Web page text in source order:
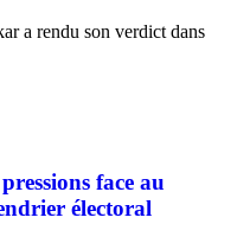
a rendu son verdict dans
face au
électoral